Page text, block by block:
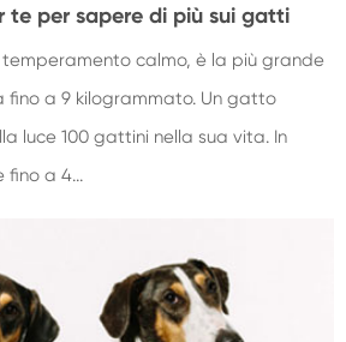
te per sapere di più sui gatti
temperamento calmo, è la più grande
a 9 kilogrammato. Un gatto
luce 100 gattini nella sua vita. In
fino a 4...